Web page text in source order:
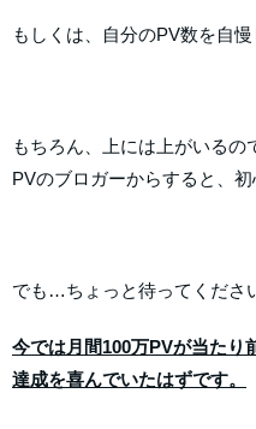
もしくは、自分のPV数を自慢
もちろん、上には上がいるの
PVのブロガーからすると、
でも…ちょっと待ってくださ
今では月間100万PVが当たり
達成を喜んでいたはずです。